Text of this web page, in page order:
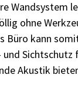
Wandsystem
ohne
Büro kann
Sichtschutz
Akustik